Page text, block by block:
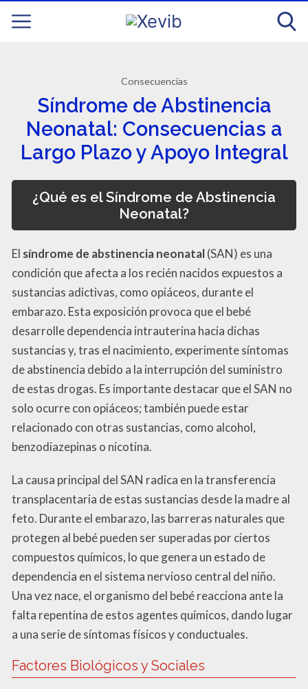
Consecuencias
Síndrome de Abstinencia
Neonatal: Consecuencias a
Largo Plazo y Apoyo Integral
¿Qué es el Síndrome de Abstinencia
Neonatal?
El síndrome de abstinencia neonatal(SAN) es una
condición que afecta a los recién nacidos expuestos a
sustancias adictivas, como opiáceos, durante el
embarazo. Esta exposición provoca que el bebé
desarrolle dependencia intrauterina hacia dichas
sustancias y, tras el nacimiento, experimente síntomas
de abstinencia debido a la interrupción del suministro
de estas drogas. Es importante destacar que el SAN no
solo ocurre con opiáceos; también puede estar
relacionado con otras sustancias, como alcohol,
benzodiazepinas o nicotina.
La causa principal del SAN radica en la transferencia
transplacentaria de estas sustancias desde la madre al
feto. Durante el embarazo, las barreras naturales que
protegen al bebé pueden ser superadas por ciertos
compuestos químicos, lo que genera un estado de
dependencia en el sistema nervioso central del niño.
Una vez nace, el organismo del bebé reacciona ante la
falta repentina de estos agentes químicos, dando lugar
a una serie de síntomas físicos y conductuales.
Factores Biológicos y Sociales